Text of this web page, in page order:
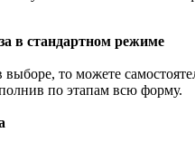
в стандартном режиме
то можете
по этапам всю форму.